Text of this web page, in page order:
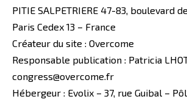
PITIE SALPETRIERE 47-83, boulevard
Paris Cedex 13 – France
Créateur du site : Overcome
Responsable publication : Patricia
congress@overcome.fr
Hébergeur : Evolix – 37, rue Guibal –